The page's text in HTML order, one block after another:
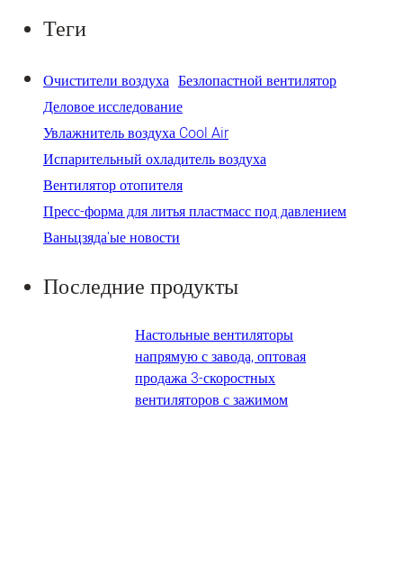
Теги
Очистители воздуха Безлопастной вентилятор
Деловое исследование
Увлажнитель воздуха Cool Air
Испарительный охладитель воздуха
Вентилятор отопителя
Пресс-форма для литья пластмасс под давлением
Ваньцзяда'ые новости
Последние продукты
Настольные вентиляторы
напрямую с завода, оптовая
продажа 3-скоростных
вентиляторов с зажимом